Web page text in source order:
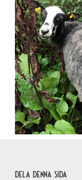
Dela denna sida